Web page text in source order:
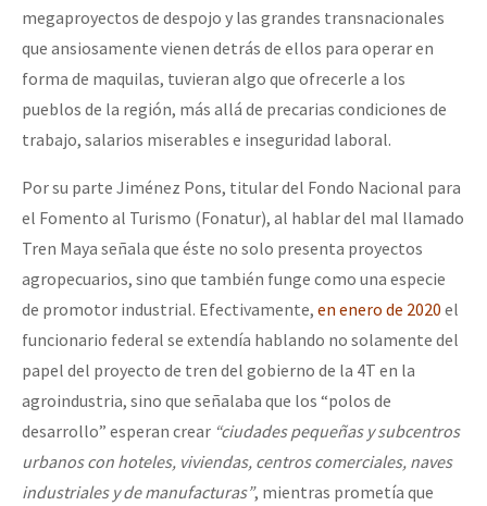
megaproyectos de despojo y las grandes transnacionales
que ansiosamente vienen detrás de ellos para operar en
forma de maquilas, tuvieran algo que ofrecerle a los
pueblos de la región, más allá de precarias condiciones de
trabajo, salarios miserables e inseguridad laboral.
Por su parte Jiménez Pons, titular del Fondo Nacional para
el Fomento al Turismo (Fonatur), al hablar del mal llamado
Tren Maya señala que éste no solo presenta proyectos
agropecuarios, sino que también funge como una especie
de promotor industrial. Efectivamente, en enero de 2020 el
funcionario federal se extendía hablando no solamente del
papel del proyecto de tren del gobierno de la 4T en la
agroindustria, sino que señalaba que los “polos de
desarrollo” esperan crear “ciudades pequeñas y subcentros
urbanos con hoteles, viviendas, centros comerciales, naves
industriales y de manufacturas”, mientras prometía que